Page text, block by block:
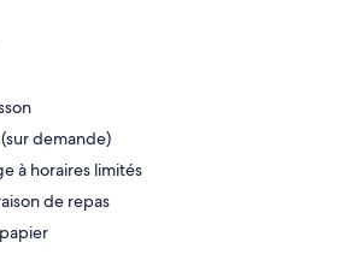
demande)
à horaires limités
de repas